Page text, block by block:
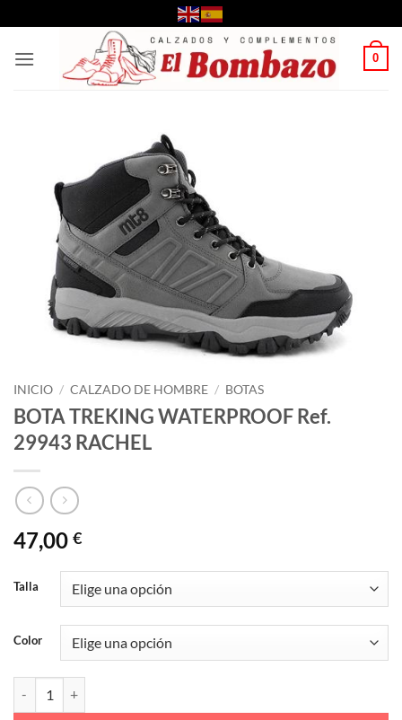
al
contenido
0
INICIO / CALZADO DE HOMBRE / BOTAS
BOTA TREKING WATERPROOF Ref.
29943 RACHEL
47,00 €
Talla
Color